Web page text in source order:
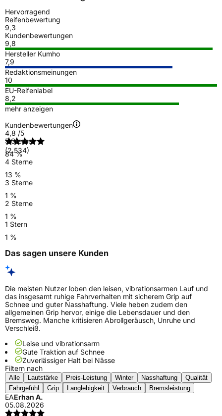
Hervorragend
Reifenbewertung
9,3
Kundenbewertungen
9,8
Hersteller Kumho
7,9
Redaktionsmeinungen
10
EU-Reifenlabel
8,2
mehr anzeigen
Kundenbewertungen
4,8 /5
(2.534)
5 Sterne
84 %
4 Sterne
13 %
3 Sterne
1 %
2 Sterne
1 %
1 Stern
1 %
Das sagen unsere Kunden
Die meisten Nutzer loben den leisen, vibrationsarmen Lauf und
das insgesamt ruhige Fahrverhalten mit sicherem Grip auf
Schnee und guter Nasshaftung. Viele heben zudem den
allgemeinen Grip hervor, einige die Lebensdauer und den
Bremsweg. Manche kritisieren Abrollgeräusch, Unruhe und
Verschleiß.
Leise und vibrationsarm
Gute Traktion auf Schnee
Zuverlässiger Halt bei Nässe
Filtern nach
Alle Lautstärke Preis-Leistung Winter Nasshaftung
Qualität
Fahrgefühl
Grip Langlebigkeit Verbrauch Bremsleistung
EAErhan A.
05.08.2026